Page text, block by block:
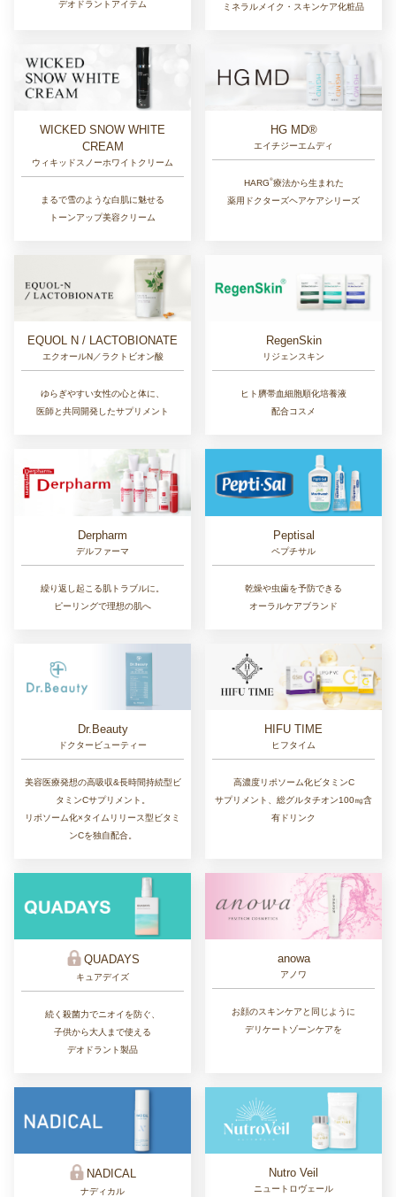
デオドラントアイテム ミネラルメイク・スキンケア化粧品
WICKED SNOW WHITE
CREAM
ウィキッドスノーホワイトクリーム
まるで雪のような白肌に魅せる
トーンアップ美容クリーム
HG MD®
エイチジーエムディ
HARG®︎療法から生まれた
薬用ドクターズヘアケアシリーズ
EQUOL N / LACTOBIONATE
エクオールN／ラクトビオン酸
ゆらぎやすい女性の心と体に、
医師と共同開発したサプリメント
RegenSkin
リジェンスキン
ヒト臍帯血細胞順化培養液
配合コスメ
Derpharm
デルファーマ
繰り返し起こる肌トラブルに。
ピーリングで理想の肌へ
Peptisal
ペプチサル
乾燥や虫歯を予防できる
オーラルケアブランド
Dr.Beauty
ドクタービューティー
美容医療発想の高吸収&長時間持続型ビ
タミンCサプリメント。
リポソーム化×タイムリリース型ビタミ
ンCを独自配合。
HIFU TIME
ヒフタイム
高濃度リポソーム化ビタミンC
サプリメント、総グルタチオン100㎎含
有ドリンク
QUADAYS
キュアデイズ
続く殺菌力でニオイを防ぐ、
子供から大人まで使える
デオドラント製品
anowa
アノワ
お顔のスキンケアと同じように
デリケートゾーンケアを
NADICAL
ナディカル
Nutro Veil
ニュートロヴェール